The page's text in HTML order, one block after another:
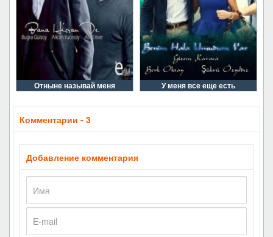
Отныне называй меня У меня все еще есть
Комментарии - 3
Добавление комментария